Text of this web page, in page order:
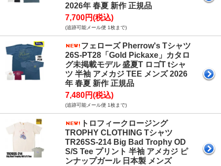
2026年 春夏 新作 正規品
7,700円(税込)
(追跡可能メール便 1枚まで)
フェローズ Pherrow's Tシャツ
26S-PT28「Gold Pickaxe」カタロ
グ未掲載モデル 盛夏T ロゴT tシャ
ツ 半袖 アメカジ TEE メンズ 2026
年 春夏 新作 正規品
7,480円(税込)
(追跡可能メール便 1枚まで)
トロフィークロージング
TROPHY CLOTHING Tシャツ
TR26SS-214 Big Bad Trophy OD
S/S Tee プリント 半袖 アメカジ ピ
ンナップガール 日本製 メンズ